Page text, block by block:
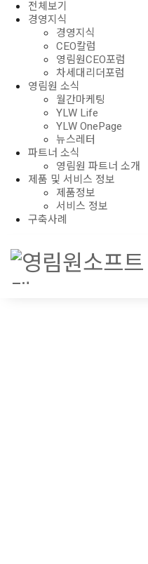
전체보기
경영지식
경영지식
CEO칼럼
영림원CEO포럼
차세대리더포럼
영림원 소식
월간마케팅
YLW Life
YLW OnePage
뉴스레터
파트너 소식
영림원 파트너 소개
제품 및 서비스 정보
제품정보
서비스 정보
구축사례